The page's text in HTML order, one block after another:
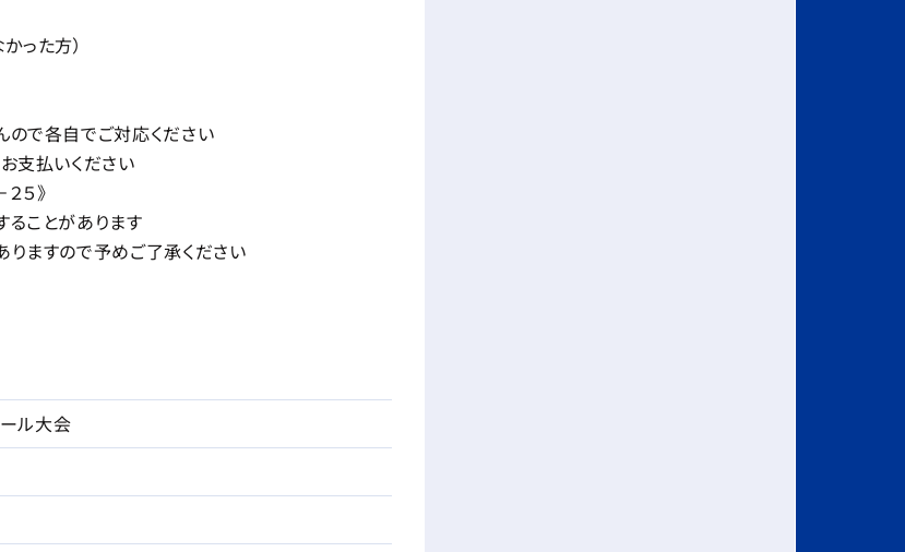
った方）
で各自でご対応ください
支払いください
５》
ことがあります
ますので予めご了承ください
ル大会